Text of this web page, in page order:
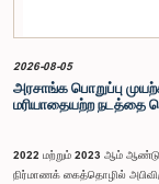
2026-08-05
அரசாங்க பொறுப்பு
மரியாதையற்ற நடத்தை
2022 மற்றும் 2023 ஆம்
நிர்மாணக் கைத்தொழில்